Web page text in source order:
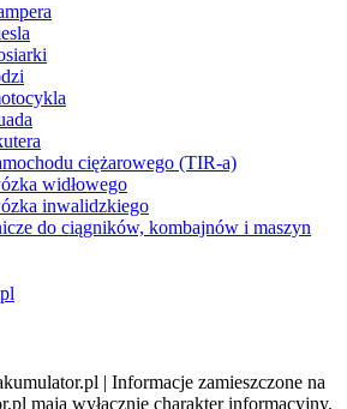
ciężarowego (TIR-a)
widłowego
inwalidzkiego
do ciągników, kombajnów i maszyn
| Informacje zamieszczone na
mają wyłącznie charakter informacyjny.